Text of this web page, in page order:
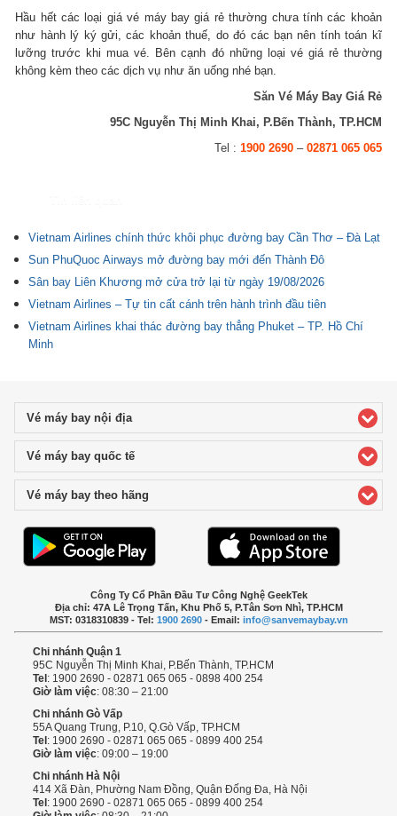
Hầu hết các loại giá vé máy bay giá rẻ thường chưa tính các khoản
như hành lý ký gửi, các khoản thuế, do đó các bạn nên tính toán kĩ
lưỡng trước khi mua vé. Bên cạnh đó những loại vé giá rẻ thường
không kèm theo các dịch vụ như ăn uống nhé bạn.
Săn Vé Máy Bay Giá Rẻ
95C Nguyễn Thị Minh Khai, P.Bến Thành, TP.HCM
Tel : 1900 2690– 02871 065 065
Vietnam Airlines chính thức khôi phục đường bay Cần Thơ – Đà Lạt
Sun PhuQuoc Airways mở đường bay mới đến Thành Đô
Sân bay Liên Khương mở cửa trở lại từ ngày 19/08/2026
Vietnam Airlines – Tự tin cất cánh trên hành trình đầu tiên
Vietnam Airlines khai thác đường bay thẳng Phuket – TP. Hồ Chí
Minh
Vé máy bay nội địaclick to expand contents
Vé máy bay quốc tếclick to expand contents
Vé máy bay theo hãng
Công Ty Cổ Phần Đầu Tư Công Nghệ GeekTek
Địa chỉ: 47A Lê Trọng Tấn, Khu Phố 5, P.Tân Sơn Nhì, TP.HCM
MST: 0318310839 - Tel: 1900 2690- Email: info@sanvemaybay.vn
Chi nhánh Quận 1
95C Nguyễn Thị Minh Khai, P.Bến Thành, TP.HCM
Tel : 1900 2690 - 02871 065 065 - 0898 400 254
Giờ làm việc: 08:30 – 21:00
Chi nhánh Gò Vấp
55A Quang Trung, P.10, Q.Gò Vấp, TP.HCM
Tel : 1900 2690 - 02871 065 065 - 0899 400 254
Giờ làm việc: 09:00 – 19:00
Chi nhánh Hà Nội
414 Xã Đàn, Phường Nam Đồng, Quận Đống Đa, Hà Nội
Tel : 1900 2690 - 02871 065 065 - 0899 400 254